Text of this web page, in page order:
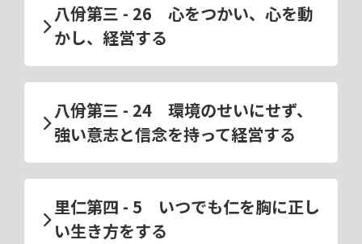
八佾第三 - 26 心をつかい、心を動
かし、経営する
八佾第三 - 24 環境のせいにせず、
強い意志と信念を持って経営する
里仁第四 - 5 いつでも仁を胸に正し
い生き方をする